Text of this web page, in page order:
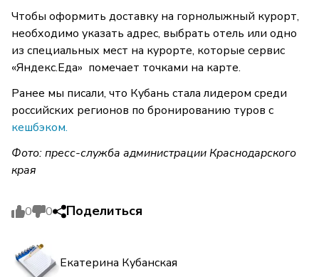
Чтобы оформить доставку на горнолыжный курорт,
необходимо указать адрес, выбрать отель или одно
из специальных мест на курорте, которые сервис
«Яндекс.Еда» помечает точками на карте.
Ранее мы писали, что Кубань стала лидером среди
российских регионов по бронированию туров с
кешбэком.
Фото: пресс-служба администрации Краснодарского
края
0 0 Поделиться
Екатерина Кубанская